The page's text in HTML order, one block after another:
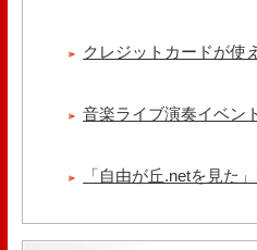
クレジットカードが使
音楽ライブ演奏イベン
「自由が丘.netを見た